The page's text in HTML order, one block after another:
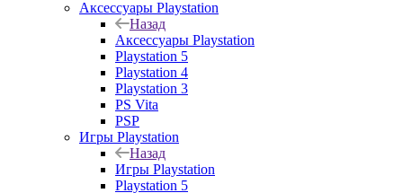
Аксессуары Playstation
Назад
Аксессуары Playstation
Playstation 5
Playstation 4
Playstation 3
PS Vita
PSP
Игры Playstation
Назад
Игры Playstation
Playstation 5